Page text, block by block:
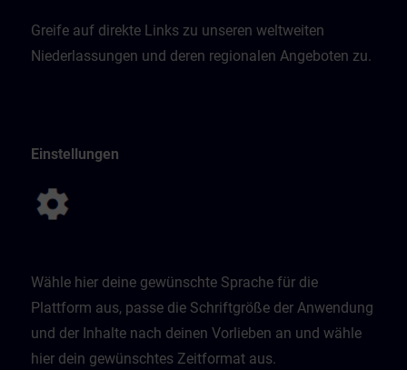
Greife auf direkte Links zu unseren weltweiten
Niederlassungen und deren regionalen Angeboten zu.
Einstellungen
Wähle hier deine gewünschte Sprache für die
Plattform aus, passe die Schriftgröße der Anwendung
und der Inhalte nach deinen Vorlieben an und wähle
hier dein gewünschtes Zeitformat aus.